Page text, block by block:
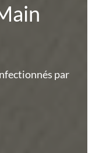
par